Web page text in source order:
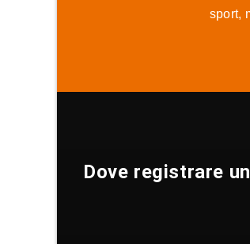
sport,
Dove registrare